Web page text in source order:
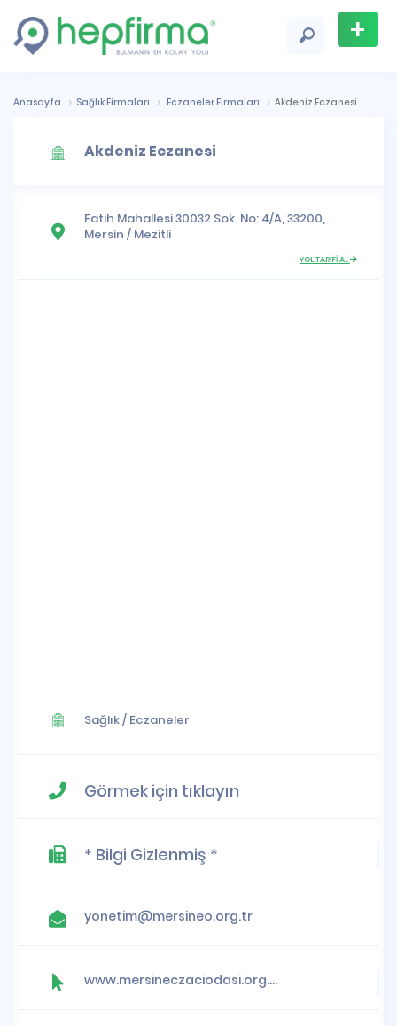
+
Ekle
Anasayfa Sağlık Firmaları Eczaneler Firmaları Akdeniz Eczanesi
Akdeniz Eczanesi
Fatih Mahallesi30032 Sok. No: 4/A, 33200,
Mersin / Mezitli
YOL TARİFİ AL
Sağlık/ Eczaneler
Görmek için tıklayın
* Bilgi Gizlenmiş *
yonetim@mersineo.org.tr
www.mersineczaciodasi.org.tr